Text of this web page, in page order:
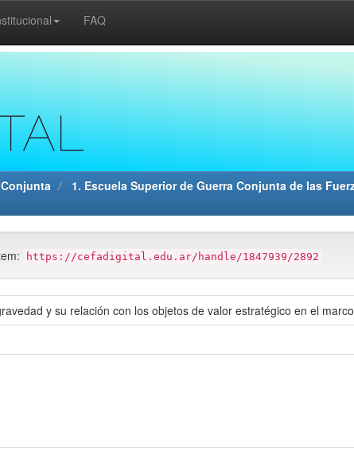
FAQ
1. Escuela Superior de Guerra Conjunta de las
https://cefadigital.edu.ar/handle/1847939/2892
y su relación con los objetos de valor estratégico en el